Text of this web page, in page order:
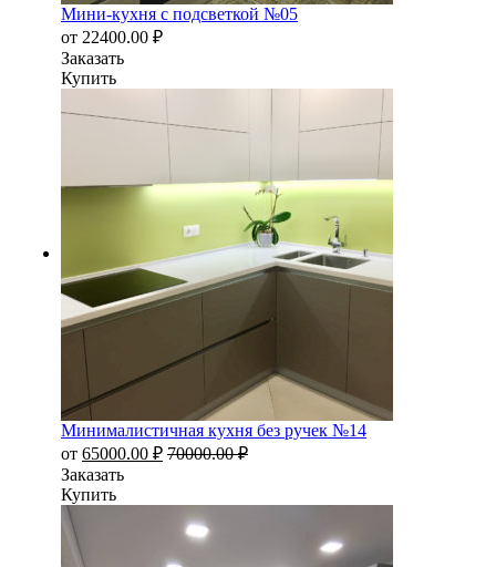
Мини-кухня с подсветкой №05
от 22400.00 ₽
Заказать
Купить
Минималистичная кухня без ручек №14
от 65000.00 ₽ 70000.00₽
Заказать
Купить